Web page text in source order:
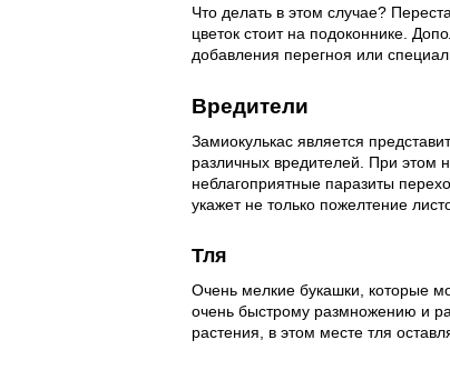
Что делать в этом случае?
цветок стоит на подоконнике.
добавления перегноя или
Вредители
Замиокулькас является
различных вредителей. При этом
неблагоприятные паразиты
укажет не только пожелтение
Тля
Очень мелкие букашки, которые
очень быстрому размножению и
растения, в этом месте тля